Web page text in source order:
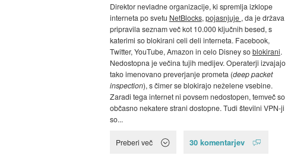
Direktor nevladne organizacije, ki spremlja izklope
interneta po svetu NetBlocks, pojasnjuje , da je država
pripravila seznam več kot 10.000 ključnih besed, s
katerimi so blokirani celi deli interneta. Facebook,
Twitter, YouTube, Amazon in celo Disney soblokirani.
Nedostopna je večina tujih medijev. Operaterji izvajajo
tako imenovano preverjanje prometa (deep packet
inspection), s čimer se blokirajo neželene vsebine.
Zaradi tega internet ni povsem nedostopen, temveč so
občasno nekatere strani dostopne. Tudi številni VPN-ji
so...
Preberi več 30 komentarjev